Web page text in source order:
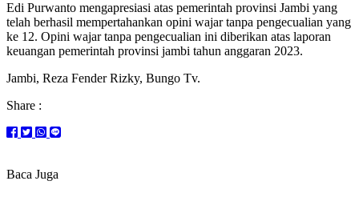
Edi Purwanto mengapresiasi atas pemerintah provinsi Jambi yang
telah berhasil mempertahankan opini wajar tanpa pengecualian yang
ke 12. Opini wajar tanpa pengecualian ini diberikan atas laporan
keuangan pemerintah provinsi jambi tahun anggaran 2023.
Jambi, Reza Fender Rizky, Bungo Tv.
Share :
Baca Juga